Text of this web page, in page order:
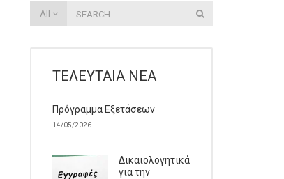
All
ΤΕΛΕΥΤΑΊΑ ΝΈΑ
Πρόγραμμα Εξετάσεων
14/05/2026
Δικαιολογητικά
για την